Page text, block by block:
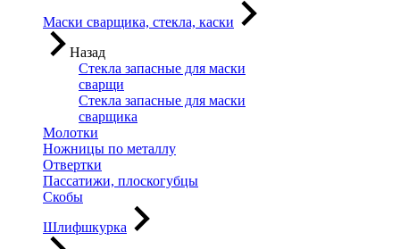
Маски сварщика, стекла, каски
Назад
Стекла запасные для маски
сварщи
Стекла запасные для маски
сварщика
Молотки
Ножницы по металлу
Отвертки
Пассатижи, плоскогубцы
Скобы
Шлифшкурка